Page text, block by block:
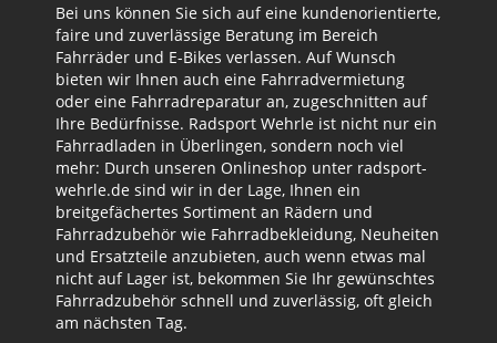
Bei uns können Sie sich auf eine kundenorientierte,
faire und zuverlässige Beratung im Bereich
Fahrräder und E-Bikes verlassen. Auf Wunsch
bieten wir Ihnen auch eine Fahrradvermietung
oder eine Fahrradreparatur an, zugeschnitten auf
Ihre Bedürfnisse. Radsport Wehrle ist nicht nur ein
Fahrradladen in Überlingen, sondern noch viel
mehr: Durch unseren Onlineshop unter radsport-
wehrle.de sind wir in der Lage, Ihnen ein
breitgefächertes Sortiment an Rädern und
Fahrradzubehör wie Fahrradbekleidung, Neuheiten
und Ersatzteile anzubieten, auch wenn etwas mal
nicht auf Lager ist, bekommen Sie Ihr gewünschtes
Fahrradzubehör schnell und zuverlässig, oft gleich
am nächsten Tag.